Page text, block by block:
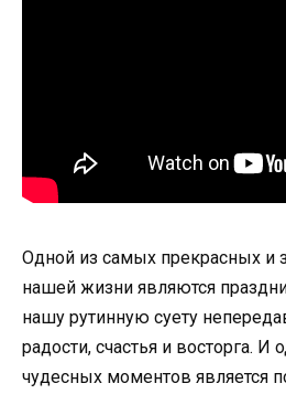
Одной из самых прекрасных и
нашей жизни являются
нашу рутинную суету
радости, счастья и восторга. И
чудесных моментов является